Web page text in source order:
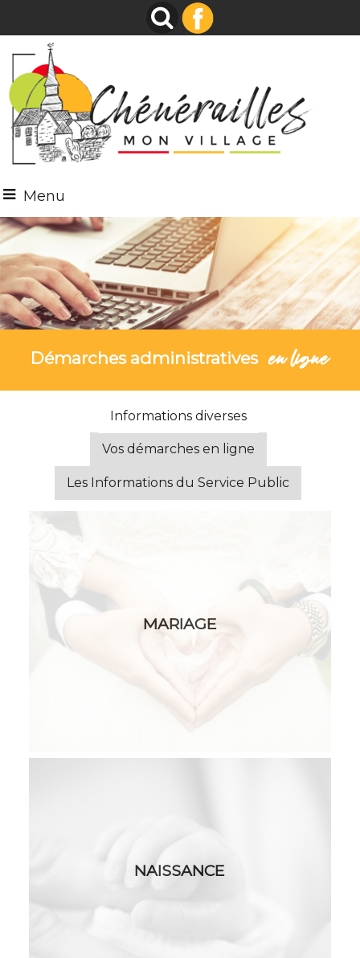
Menu
Démarches administrativesen ligne
Informations diverses
Vos démarches en ligne
Les Informations du Service Public
MARIAGE
NAISSANCE